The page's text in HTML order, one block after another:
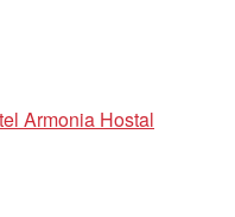
Armonia Hostal